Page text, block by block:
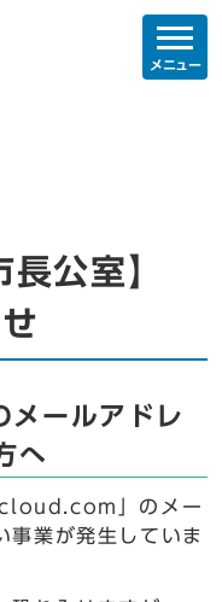
メニュー
長公室】
ールアドレ
へ
」のメー
事業が発生していま